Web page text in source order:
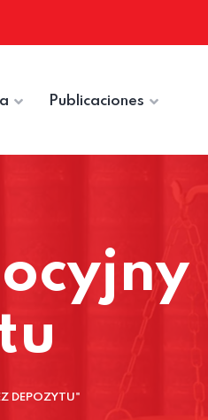
Publicaciones
DEPOZYTU"